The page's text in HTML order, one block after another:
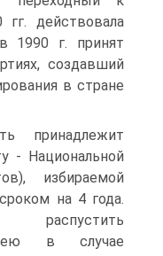
действовала
1990 г. принят
создавший
в стране
принадлежит
- Национальной
избираемой
на 4 года.
в случае